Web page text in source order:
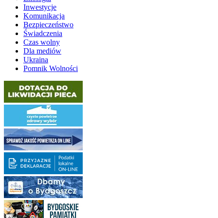
Inwestycje
Komunikacja
Bezpieczeństwo
Świadczenia
Czas wolny
Dla mediów
Ukraina
Pomnik Wolności